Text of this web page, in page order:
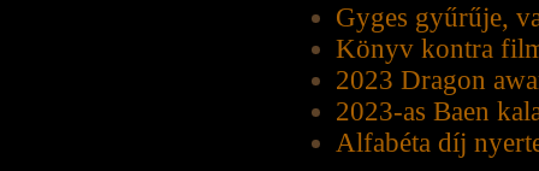
Gyges gyűrűje,
Könyv kontra
2023 Dragon
2023-as Baen
Alfabéta díj